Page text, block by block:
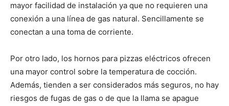
mayor facilidad de instalación ya que no requieren una
conexión a una línea de gas natural. Sencillamente se
conectan a una toma de corriente.
Por otro lado, los hornos para pizzas eléctricos ofrecen
una mayor control sobre la temperatura de cocción.
Además, tienden a ser considerados más seguros, no hay
riesgos de fugas de gas o de que la llama se apague